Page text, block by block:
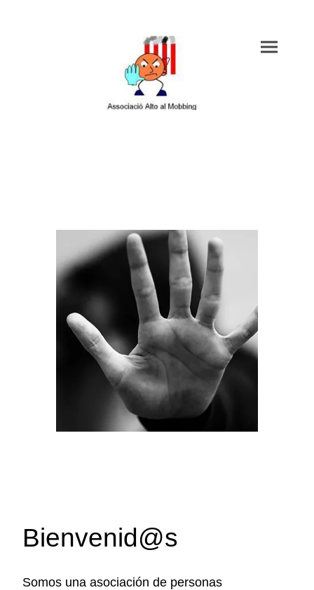
Bienvenid@s
Somos una asociación de personas